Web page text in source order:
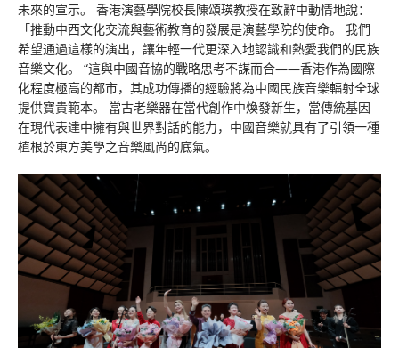
未來的宣示。 香港演藝學院校長陳頌瑛教授在致辭中動情地說：
「推動中西文化交流與藝術教育的發展是演藝學院的使命。 我們
希望通過這樣的演出，讓年輕一代更深入地認識和熱愛我們的民族
音樂文化。 “這與中國音協的戰略思考不謀而合——香港作為國際
化程度極高的都市，其成功傳播的經驗將為中國民族音樂輻射全球
提供寶貴範本。 當古老樂器在當代創作中煥發新生，當傳統基因
在現代表達中擁有與世界對話的能力，中國音樂就具有了引領一種
植根於東方美學之音樂風尚的底氣。